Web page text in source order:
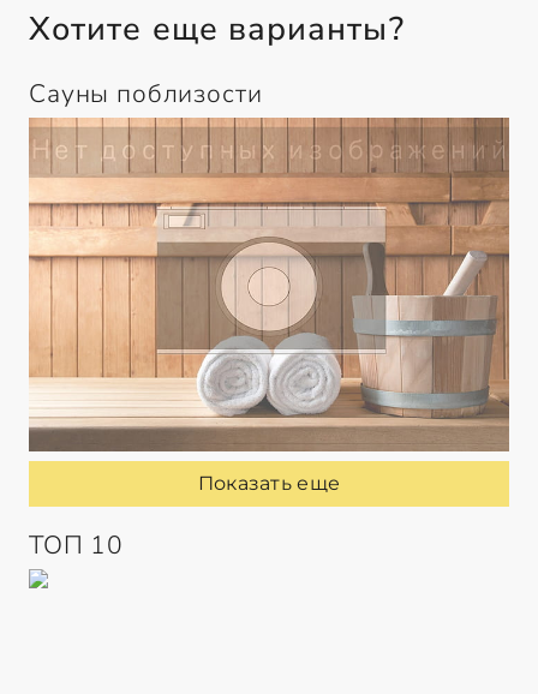
Хотите еще варианты?
Сауны поблизости
Показать еще
ТОП 10